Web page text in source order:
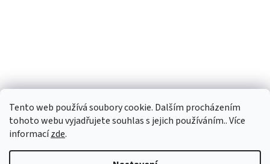
Tento web používá soubory cookie. Dalším procházením
tohoto webu vyjadřujete souhlas s jejich používáním.. Více
informacízde.
Facebook